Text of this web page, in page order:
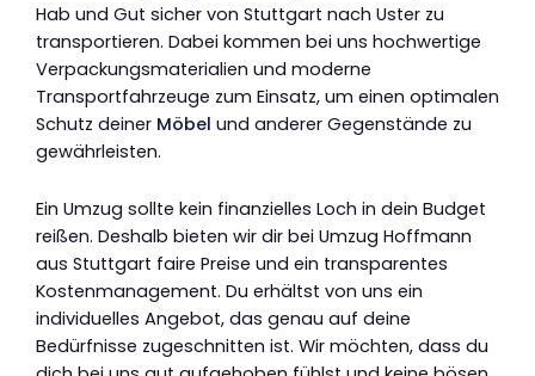
Hab und Gut sicher von Stuttgart nach Uster zu
transportieren. Dabei kommen bei uns hochwertige
Verpackungsmaterialien und moderne
Transportfahrzeuge zum Einsatz, um einen optimalen
Schutz deiner Möbel und anderer Gegenstände zu
gewährleisten.
Ein Umzug sollte kein finanzielles Loch in dein Budget
reißen. Deshalb bieten wir dir bei Umzug Hoffmann
aus Stuttgart faire Preise und ein transparentes
Kostenmanagement. Du erhältst von uns ein
individuelles Angebot, das genau auf deine
Bedürfnisse zugeschnitten ist. Wir möchten, dass du